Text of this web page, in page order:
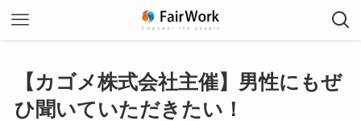
【カゴメ株式会社主催】男性にもぜ
ひ聞いていただきたい！